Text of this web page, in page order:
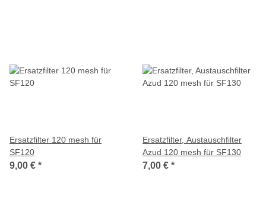
Ersatzfilter 120 mesh für
SF120
9,00 € *
Ersatzfilter, Austauschfilter
Azud 120 mesh für SF130
7,00 € *